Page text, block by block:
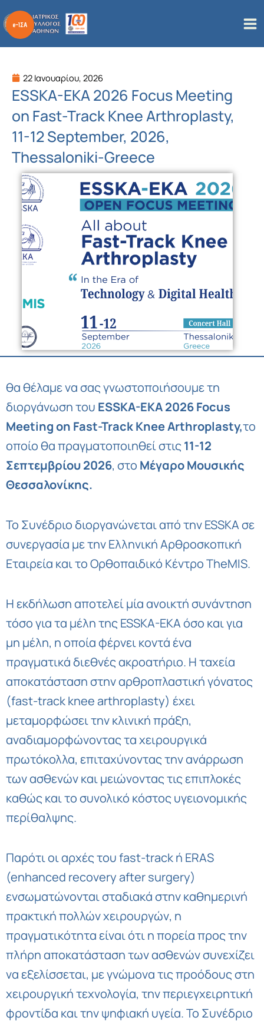
στο
περιεχόμενο
22 Ιανουαρίου, 2026
ESSKA-EKA 2026 Focus Meeting
on Fast-Track Knee Arthroplasty,
11-12 September, 2026,
Thessaloniki-Greece
θα θέλαμε να σας γνωστοποιήσουμε τη
διοργάνωση του ESSKA-EKA 2026 Focus
Meeting on Fast-Track Knee Arthroplasty,το
οποίο θα πραγματοποιηθεί στις11-12
Σεπτεμβρίου 2026, στο Μέγαρο Μουσικής
Θεσσαλονίκης.
Το Συνέδριο διοργανώνεται από την ESSKA σε
συνεργασία με την Ελληνική Αρθροσκοπική
Εταιρεία και το Ορθοπαιδικό Κέντρο TheMIS.
Η εκδήλωση αποτελεί μία ανοικτή συνάντηση
τόσο για τα μέλη της ESSKA-EKA όσο και για
μη μέλη, η οποία φέρνει κοντά ένα
πραγματικά διεθνές ακροατήριο. Η ταχεία
αποκατάσταση στην αρθροπλαστική γόνατος
(fast-track knee arthroplasty) έχει
μεταμορφώσει την κλινική πράξη,
αναδιαμορφώνοντας τα χειρουργικά
πρωτόκολλα, επιταχύνοντας την ανάρρωση
των ασθενών και μειώνοντας τις επιπλοκές
καθώς και το συνολικό κόστος υγειονομικής
περίθαλψης.
Παρότι οι αρχές του fast-track ή ERAS
(enhanced recovery after surgery)
ενσωματώνονται σταδιακά στην καθημερινή
πρακτική πολλών χειρουργών, η
πραγματικότητα είναι ότι η πορεία προς την
πλήρη αποκατάσταση των ασθενών συνεχίζει
να εξελίσσεται, με γνώμονα τις προόδους στη
χειρουργική τεχνολογία, την περιεγχειρητική
φροντίδα και την ψηφιακή υγεία. Το Συνέδριο